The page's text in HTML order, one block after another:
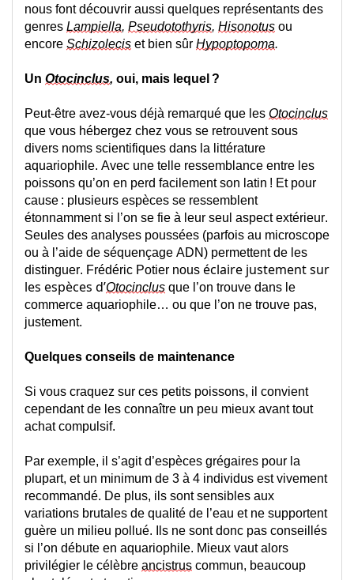
nous font découvrir aussi quelques représentants des
genres Lampiella, Pseudotothyris, Hisonotus ou
encore Schizolecis et bien sûr Hypoptopoma.
Un Otocinclus, oui, mais lequel ?
Peut-être avez-vous déjà remarqué que les Otocinclus
que vous hébergez chez vous se retrouvent sous
divers noms scientifiques dans la littérature
aquariophile. Avec une telle ressemblance entre les
poissons qu’on en perd facilement son latin ! Et pour
cause : plusieurs espèces se ressemblent
étonnamment si l’on se fie à leur seul aspect extérieur.
Seules des analyses poussées (parfois au microscope
ou à l’aide de séquençage ADN) permettent de les
distinguer. Frédéric Potier nous éclaire justement sur
les espèces d’Otocinclus que l ’on trouve dans le
commerce aquariophile… ou que l ’on ne trouve pas,
justement.
Quelques conseils de maintenance
Si vous craquez sur ces petits poissons, il convient
cependant de les connaître un peu mieux avant tout
achat compulsif.
Par exemple, il s’agit d’espèces grégaires pour la
plupart, et un minimum de 3 à 4 individus est vivement
recommandé. De plus, ils sont sensibles aux
variations brutales de qualité de l’eau et ne supportent
guère un milieu pollué. Ils ne sont donc pas conseillés
si l’on débute en aquariophile. Mieux vaut alors
privilégier le célèbre ancistrus commun, beaucoup